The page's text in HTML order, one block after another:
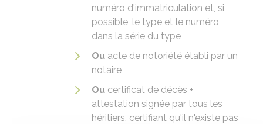
numéro d'immatriculation et, si
possible, le type et le numéro
dans la série du type
Ou acte de notoriété établi par un
notaire
Ou certificat de décès +
attestation signée par tous les
héritiers, certifiant qu'il n'existe pas